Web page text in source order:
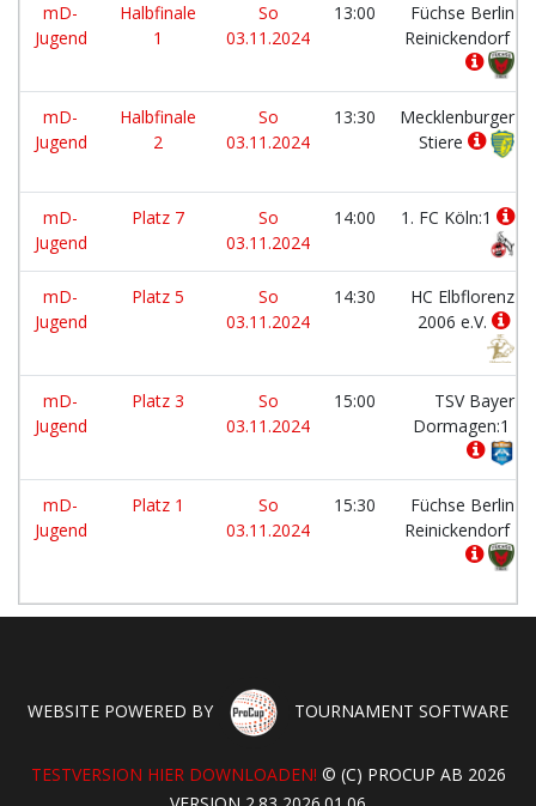
mD-
Jugend
Halbfinale
1
So
03.11.2024
13:00
Füchse Berlin
Reinickendorf
mD-
Jugend
Halbfinale
2
So
03.11.2024
13:30
Mecklenburger
Stiere
mD-
Jugend
Platz 7
So
03.11.2024
14:00 1. FC Köln:1
mD-
Jugend
Platz 5
So
03.11.2024
14:30
HC Elbflorenz
2006 e.V.
mD-
Jugend
Platz 3
So
03.11.2024
15:00
TSV Bayer
Dormagen:1
mD-
Jugend
Platz 1
So
03.11.2024
15:30
Füchse Berlin
Reinickendorf
WEBSITE POWERED BY TOURNAMENT SOFTWARE
TESTVERSION HIER DOWNLOADEN! © (C) PROCUP AB 2026